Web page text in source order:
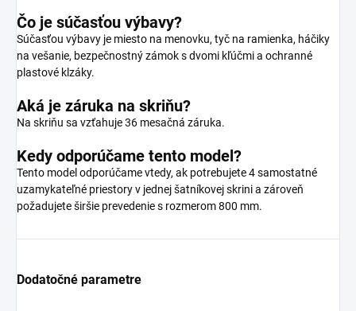
Čo je súčasťou výbavy?
Súčasťou výbavy je miesto na menovku, tyč na ramienka, háčiky
na vešanie, bezpečnostný zámok s dvomi kľúčmi a ochranné
plastové klzáky.
Aká je záruka na skriňu?
Na skriňu sa vzťahuje 36 mesačná záruka.
Kedy odporúčame tento model?
Tento model odporúčame vtedy, ak potrebujete 4 samostatné
uzamykateľné priestory v jednej šatníkovej skrini a zároveň
požadujete širšie prevedenie s rozmerom 800 mm.
Dodatočné parametre